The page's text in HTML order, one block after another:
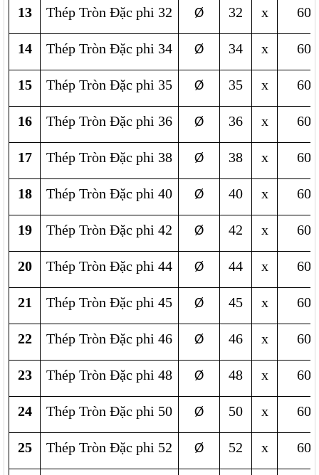
13 Thép Tròn Đặc phi 32 Ø 32 x
14 Thép Tròn Đặc phi 34 Ø 34 x
15 Thép Tròn Đặc phi 35 Ø 35 x
16 Thép Tròn Đặc phi 36 Ø 36 x
17 Thép Tròn Đặc phi 38 Ø 38 x
18 Thép Tròn Đặc phi 40 Ø 40 x
19 Thép Tròn Đặc phi 42 Ø 42 x
20 Thép Tròn Đặc phi 44 Ø 44 x
21 Thép Tròn Đặc phi 45 Ø 45 x
22 Thép Tròn Đặc phi 46 Ø 46 x
23 Thép Tròn Đặc phi 48 Ø 48 x
24 Thép Tròn Đặc phi 50 Ø 50 x
25 Thép Tròn Đặc phi 52 Ø 52 x